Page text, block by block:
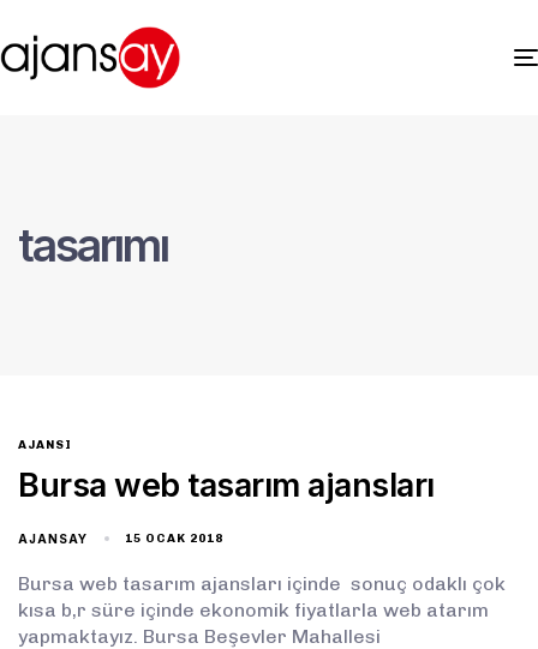
tasarımı
AJANSI
Bursa web tasarım ajansları
AJANSAY 15 OCAK 2018
Bursa web tasarım ajansları içinde sonuç odaklı çok
kısa b,r süre içinde ekonomik fiyatlarla web atarım
yapmaktayız. Bursa Beşevler Mahallesi